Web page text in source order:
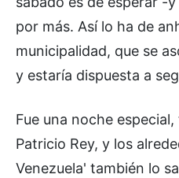
por más. Así lo ha de
municipalidad, que se
y estaría dispuesta a
Fue una noche
Patricio Rey, y los
Venezuela' también lo